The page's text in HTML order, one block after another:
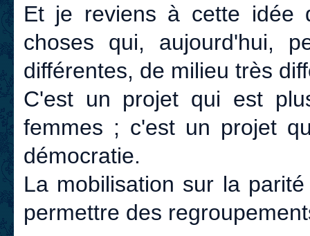
Et je reviens à cette idée
choses qui, aujourd'hui,
différentes, de milieu très
C'est un projet qui est
femmes ; c'est un projet
démocratie.
La mobilisation sur la
permettre des